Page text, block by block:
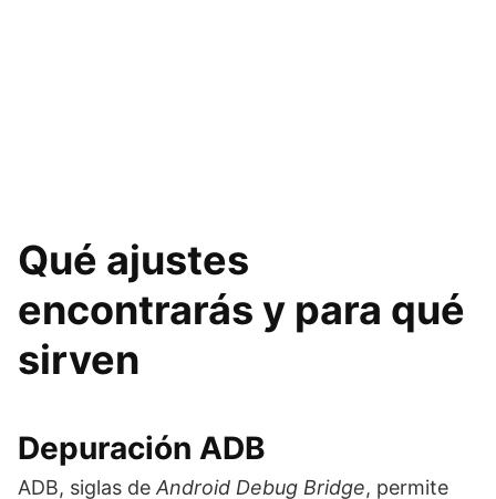
Qué ajustes
encontrarás y para qué
sirven
Depuración ADB
ADB, siglas de Android Debug Bridge, permite